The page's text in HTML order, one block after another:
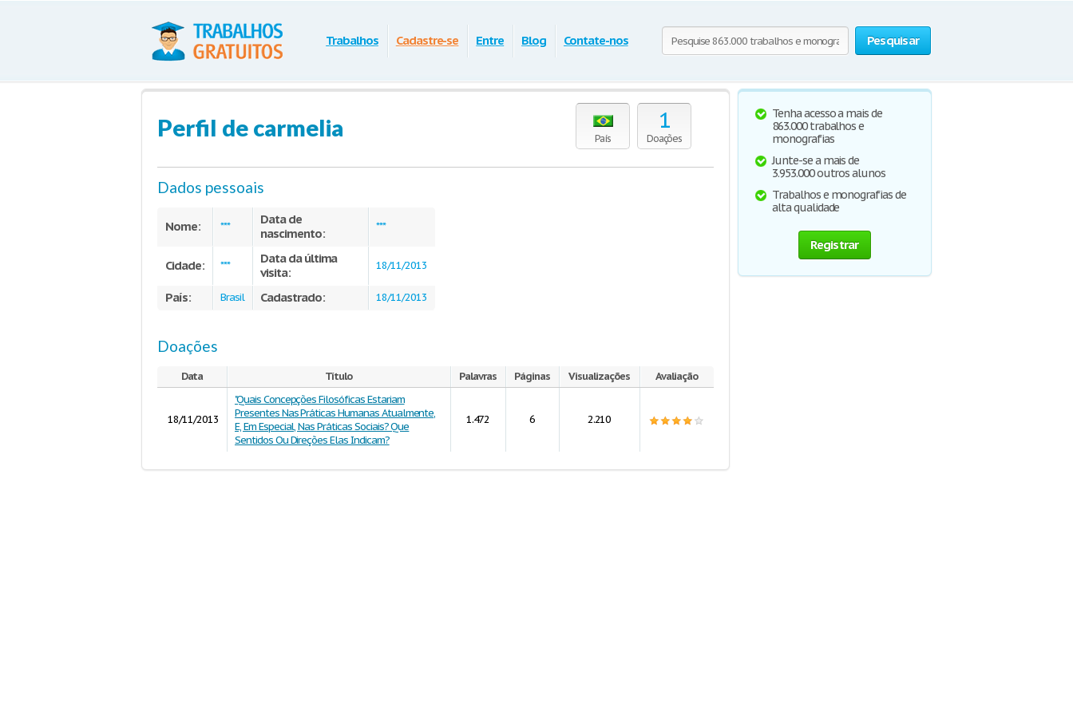
Pesquisar
Trabalhos Cadastre-se Entre Blog Contate-nos
País
1
Doações
Perfil de carmelia
Dados pessoais
Nome: ***
Data de
nascimento:
***
Cidade: ***
Data da última
visita:
18/11/2013
País: Brasil Cadastrado: 18/11/2013
Doações
Data Título Palavras Páginas Visualizações Avaliação
18/11/2013
"Quais Concepções Filosóficas Estariam
Presentes Nas Práticas Humanas Atualmente,
E, Em Especial, Nas Práticas Sociais? Que
Sentidos Ou Direções Elas Indicam?
1.472 6 2.210
Tenha acesso a mais de
863.000 trabalhos e
monografias
Junte-se a mais de
3.953.000 outros alunos
Trabalhos e monografias de
alta qualidade
Registrar